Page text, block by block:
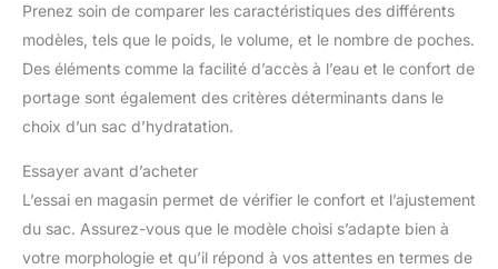
Prenez soin de comparer les caractéristiques des différents
modèles, tels que le poids, le volume, et le nombre de poches.
Des éléments comme la facilité d’accès à l’eau et le confort de
portage sont également des critères déterminants dans le
choix d’un sac d’hydratation.
Essayer avant d’acheter
L’essai en magasin permet de vérifier le confort et l’ajustement
du sac. Assurez-vous que le modèle choisi s’adapte bien à
votre morphologie et qu’il répond à vos attentes en termes de